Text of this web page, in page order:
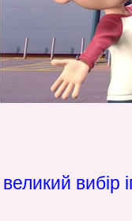
великий вибір